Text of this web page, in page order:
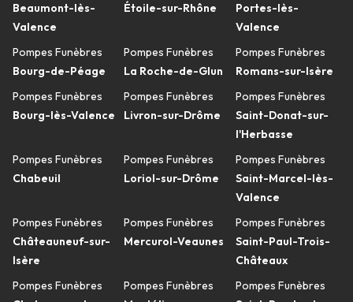
Beaumont-lès-
Valence
Pompes Funèbres
Bourg-de-Péage
Pompes Funèbres
Bourg-lès-Valence
Pompes Funèbres
Chabeuil
Pompes Funèbres
Châteauneuf-sur-
Isère
Pompes Funèbres
Étoile-sur-Rhône
Pompes Funèbres
La Roche-de-Glun
Pompes Funèbres
Livron-sur-Drôme
Pompes Funèbres
Loriol-sur-Drôme
Pompes Funèbres
Mercurol-Veaunes
Pompes Funèbres
Portes-lès-
Valence
Pompes Funèbres
Romans-sur-Isère
Pompes Funèbres
Saint-Donat-sur-
l'Herbasse
Pompes Funèbres
Saint-Marcel-lès-
Valence
Pompes Funèbres
Saint-Paul-Trois-
Châteaux
Pompes Funèbres